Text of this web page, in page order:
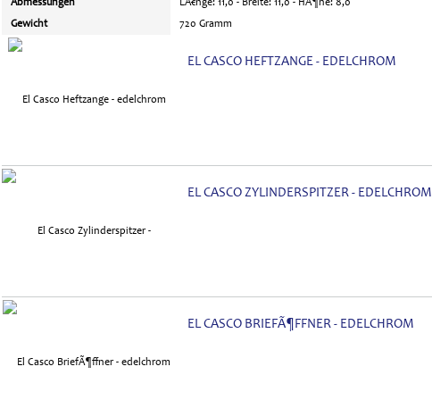
Abmessungen
LÃ€nge: 11,0 - Breite: 11,0 - HÃ¶he: 8,0
Gewicht
720 Gramm
EL CASCO HEFTZANGE - EDELCHROM
EL CASCO ZYLINDERSPITZER - EDELCHROM
EL CASCO BRIEFÃ¶FFNER - EDELCHROM